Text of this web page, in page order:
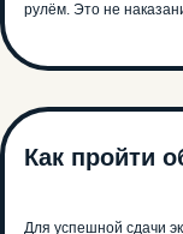
рулём. Это не
Как пройти
Для успешной сдачи